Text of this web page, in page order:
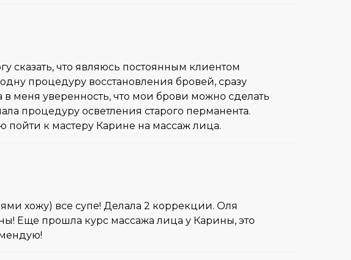
сказать, что являюсь постоянным клиентом
процедуру восстановления бровей, сразу
в меня уверенность, что мои брови можно сделать
процедуру осветления старого перманента.
к мастеру Карине на массаж лица.
хожу) все супе! Делала 2 коррекции. Оля
Еще прошла курс массажа лица у Карины, это